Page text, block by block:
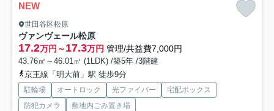
NEW
世田谷区松原
ヴァンヴェール松原
17.2万円～17.3万円 管理/共益費7,000円
43.76㎡～46.01㎡ (1LDK) /築5年 /3階建
京王線「明大前」駅 徒歩9分
駐輪場 オートロック 光ファイバー
宅配ボックス
防犯カメラ
敷地内ごみ置き場